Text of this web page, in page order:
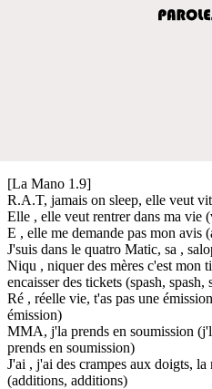
[La Mano 1.9]
R.A.T, jamais on sleep, elle veut
Elle , elle veut rentrer dans ma vie
E , elle me demande pas mon avis
J'suis dans le quatro Matic, sa ,
Niqu , niquer des mères c'est mon
encaisser des tickets (spash, spash,
Ré , réelle vie, t'as pas une
émission)
MMA, j'la prends en soumission
prends en soumission)
J'ai , j'ai des crampes aux doigts,
(additions, additions)